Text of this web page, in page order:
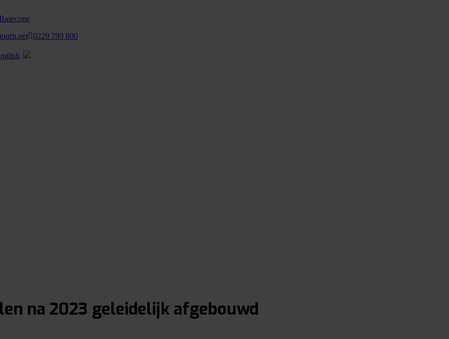
Basecone
0229 799 800
na 2023 geleidelijk afgebouwd